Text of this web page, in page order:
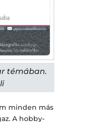
témában.
minden más
A hobby-